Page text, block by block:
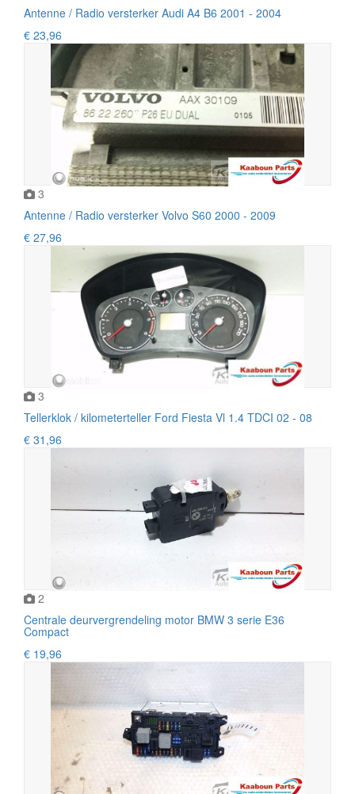
Antenne / Radio versterker Audi A4 B6 2001 - 2004
€ 23,96
3
Antenne / Radio versterker Volvo S60 2000 - 2009
€ 27,96
3
Tellerklok / kilometerteller Ford Fiesta Vl 1.4 TDCI 02 - 08
€ 31,96
2
Centrale deurvergrendeling motor BMW 3 serie E36
Compact
€ 19,96